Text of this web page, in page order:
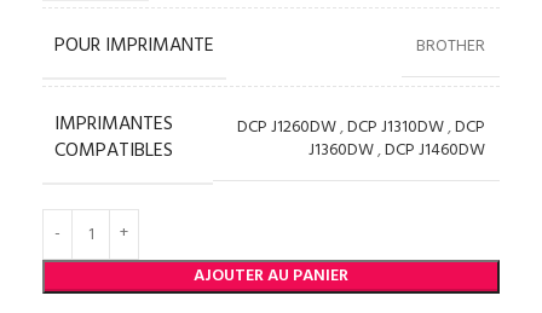
POUR IMPRIMANTE BROTHER
IMPRIMANTES
COMPATIBLES
DCP J1260DW,DCP J1310DW,DCP
J1360DW,DCP J1460DW
AJOUTER AU PANIER